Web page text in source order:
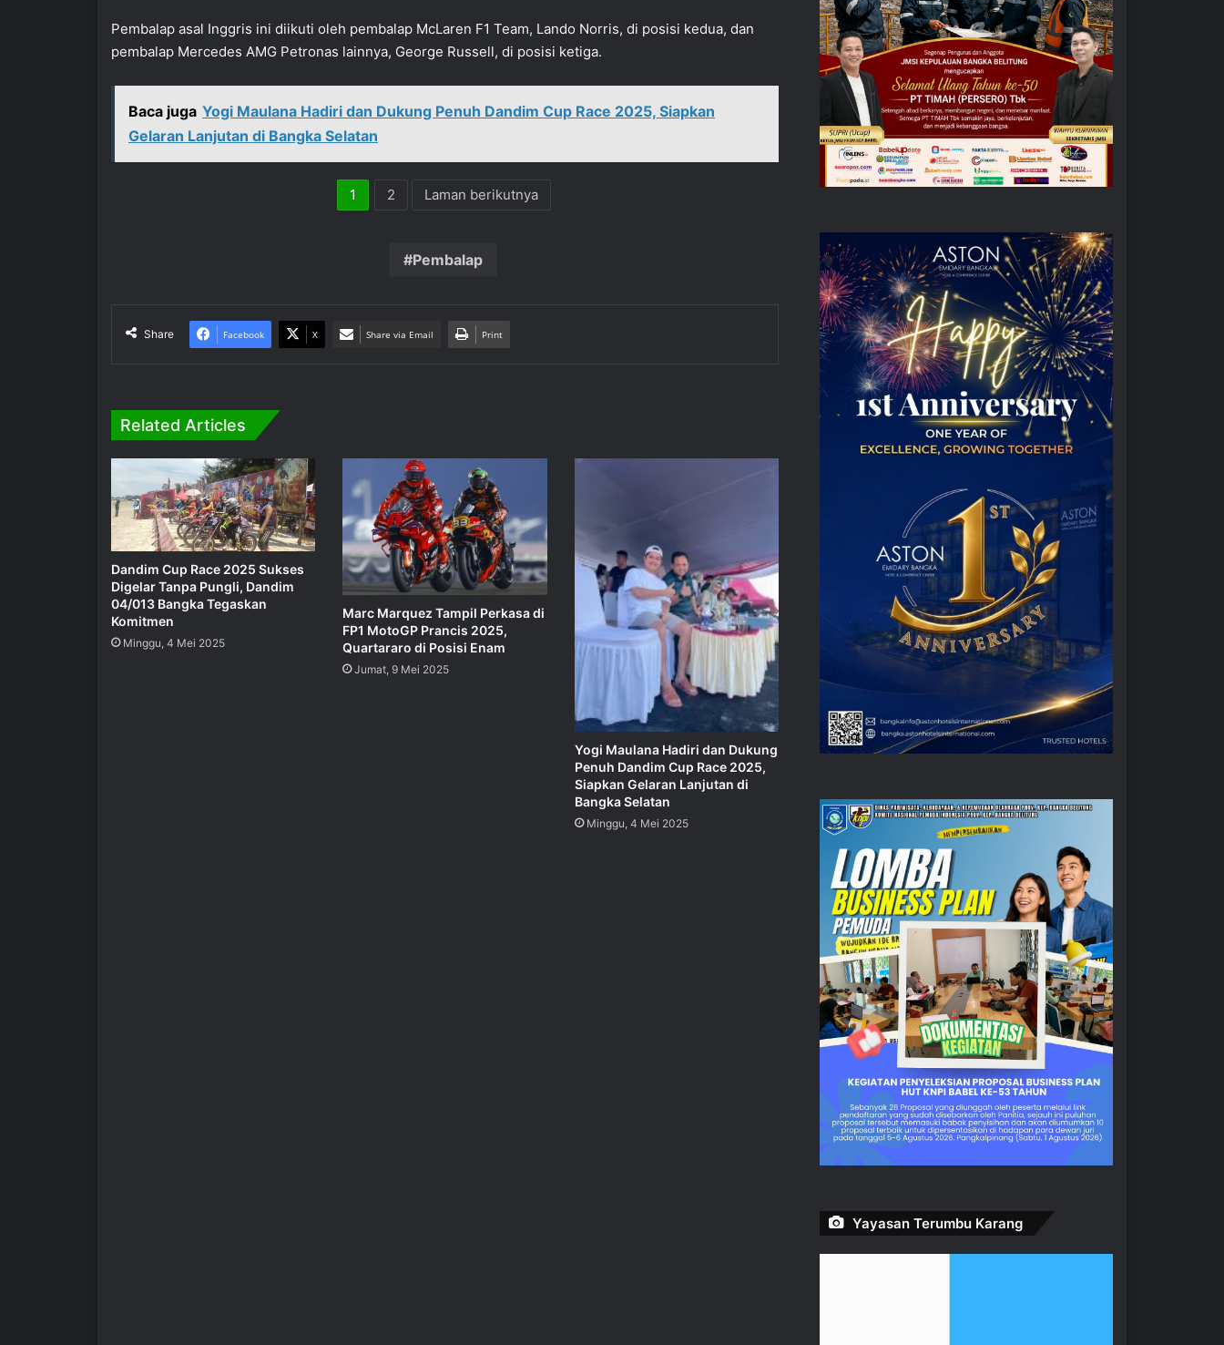
Pembalap asal Inggris ini diikuti oleh pembalap McLaren F1 Team, Lando Norris, di posisi kedua, dan
pembalap Mercedes AMG Petronas lainnya, George Russell, di posisi ketiga.
Baca juga Yogi Maulana Hadiri dan Dukung Penuh Dandim Cup Race 2025, Siapkan
Gelaran Lanjutan di Bangka Selatan
1 2 Laman berikutnya
Pembalap
Share Facebook X Share via Email Print
Related Articles
Dandim Cup Race 2025 Sukses
Digelar Tanpa Pungli, Dandim
04/013 Bangka Tegaskan
Komitmen
Minggu, 4 Mei 2025
Marc Marquez Tampil Perkasa di
FP1 MotoGP Prancis 2025,
Quartararo di Posisi Enam
Jumat, 9 Mei 2025
Yogi Maulana Hadiri dan Dukung
Penuh Dandim Cup Race 2025,
Siapkan Gelaran Lanjutan di
Bangka Selatan
Minggu, 4 Mei 2025
Yayasan Terumbu Karang